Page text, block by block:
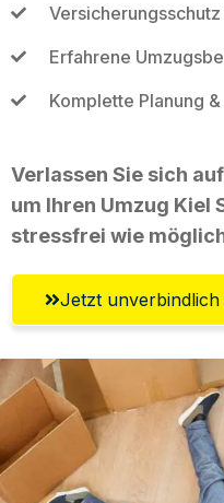
Erfahrene
Komplette Planung
Verlassen Sie sich
um Ihren Umzug Kiel
stressfrei wie
Jetzt